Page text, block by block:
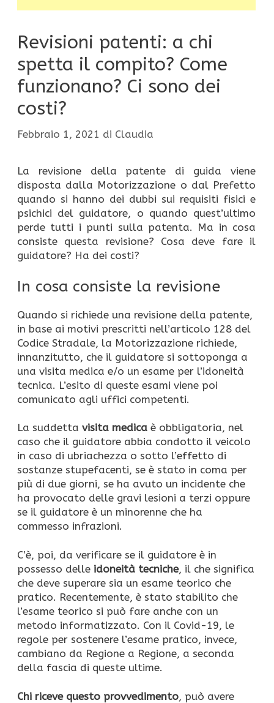
Revisioni patenti: a chi
spetta il compito? Come
funzionano? Ci sono dei
costi?
Febbraio 1, 2021 di Claudia
La revisione della patente di guida viene
disposta dalla Motorizzazione o dal Prefetto
quando si hanno dei dubbi sui requisiti fisici e
psichici del guidatore, o quando quest’ultimo
perde tutti i punti sulla patenta. Ma in cosa
consiste questa revisione? Cosa deve fare il
guidatore? Ha dei costi?
In cosa consiste la revisione
Quando si richiede una revisione della patente,
in base ai motivi prescritti nell’articolo 128 del
Codice Stradale, la Motorizzazione richiede,
innanzitutto, che il guidatore si sottoponga a
una visita medica e/o un esame per l’idoneità
tecnica. L’esito di queste esami viene poi
comunicato agli uffici competenti.
La suddetta visita medica è obbligatoria, nel
caso che il guidatore abbia condotto il veicolo
in caso di ubriachezza o sotto l’effetto di
sostanze stupefacenti, se è stato in coma per
più di due giorni, se ha avuto un incidente che
ha provocato delle gravi lesioni a terzi oppure
se il guidatore è un minorenne che ha
commesso infrazioni.
C’è, poi, da verificare se il guidatore è in
possesso delle idoneità tecniche, il che significa
che deve superare sia un esame teorico che
pratico. Recentemente, è stato stabilito che
l’esame teorico si può fare anche con un
metodo informatizzato. Con il Covid-19, le
regole per sostenere l’esame pratico, invece,
cambiano da Regione a Regione, a seconda
della fascia di queste ultime.
Chi riceve questo provvedimento, può avere